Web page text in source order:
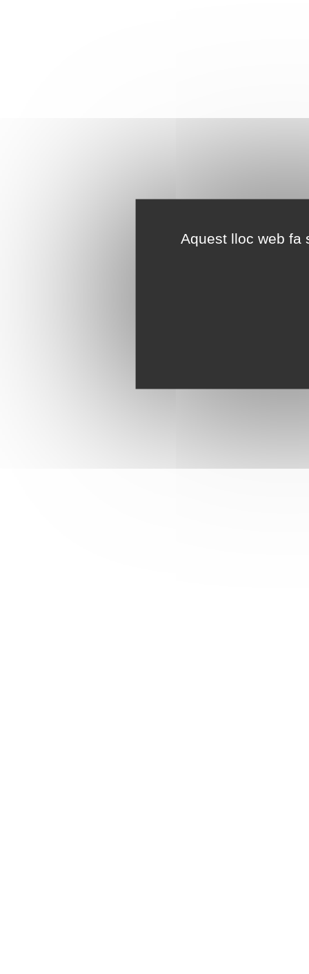
Aquest lloc web fa